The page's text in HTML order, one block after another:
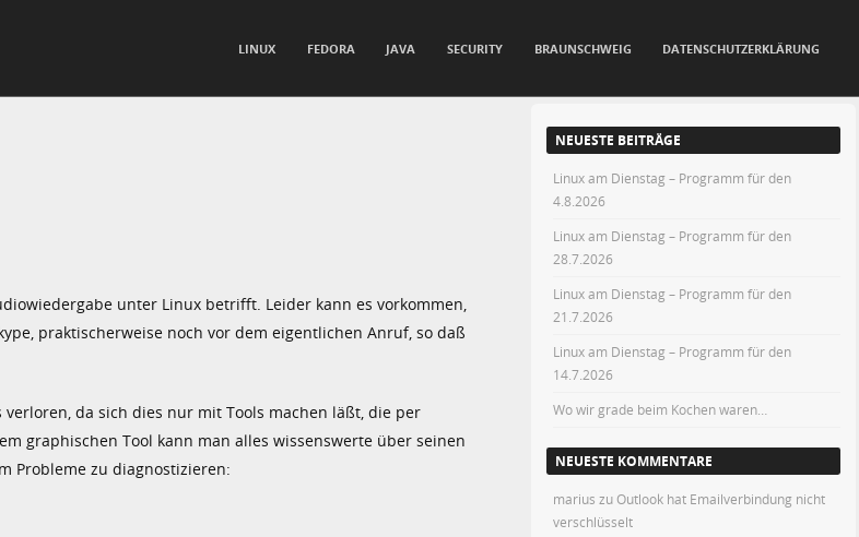
LINUX FEDORA JAVA SECURITY BRAUNSCHWEIG DATENSCHUTZERKLÄRUNG
unter Linux betrifft. Leider kann es vorkommen,
praktischerweise noch vor dem eigentlichen Anruf, so daß
da sich dies nur mit Tools machen läßt, die per
graphischen Tool kann man alles wissenswerte über seinen
Probleme zu diagnostizieren:
NEUESTE BEITRÄGE
Linux am Dienstag – Programm für den
4.8.2026
Linux am Dienstag – Programm für den
28.7.2026
Linux am Dienstag – Programm für den
21.7.2026
Linux am Dienstag – Programm für den
14.7.2026
Wo wir grade beim Kochen waren…
NEUESTE KOMMENTARE
marius zuOutlook hat Emailverbindung nicht
verschlüsselt